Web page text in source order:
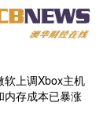
软上调Xbox主机
内存成本已暴涨